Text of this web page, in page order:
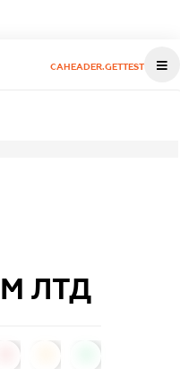
CAHEADER.GETTEST
ЛТД